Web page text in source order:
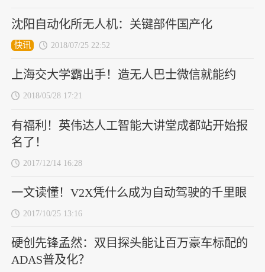
沈阳自动化所无人机：关键部件国产化
快讯 2018/07/25 22:52
上海交大学霸出手！造无人巴士微信就能约
2018/05/28 17:21
有福利！英伟达人工智能大讲堂成都站开始报
名了！
2017/12/14 16:28
一文读懂！V2X凭什么成为自动驾驶的千里眼
2017/10/25 13:16
硬创先锋孟然：双目探头能让百万豪车标配的
ADAS普及化？